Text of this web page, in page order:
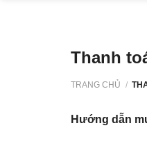
Thanh
TRANG CHỦ /
Hướng dẫn